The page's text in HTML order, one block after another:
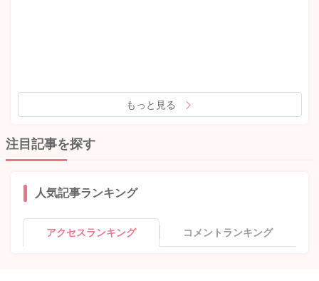
もっと見る
注目記事を探す
人気記事ランキング
アクセスランキング コメントランキング